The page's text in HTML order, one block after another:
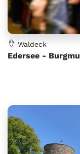
Waldeck
Edersee -